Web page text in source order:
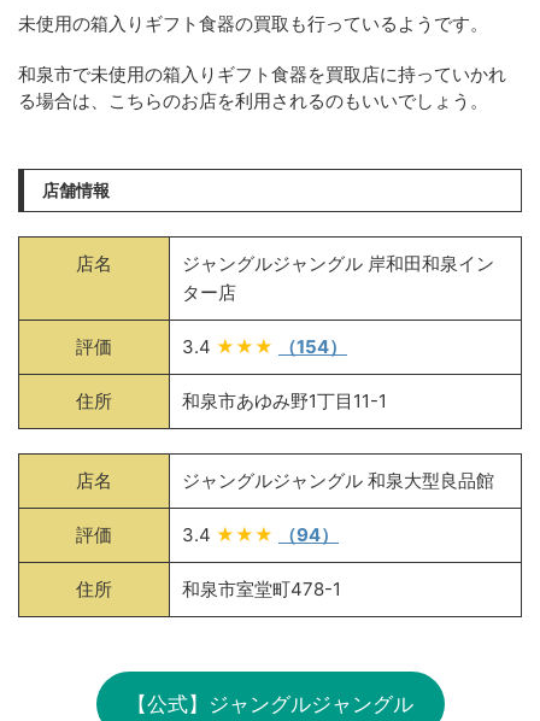
未使用の箱入りギフト食器の買取も行っているようです。
和泉市で未使用の箱入りギフト食器を買取店に持っていかれ
る場合は、こちらのお店を利用されるのもいいでしょう。
店舗情報
店名
ジャングルジャングル 岸和田和泉イン
ター店
評価 3.4 ★★★ （154）
住所 和泉市あゆみ野1丁目11-1
店名 ジャングルジャングル 和泉大型良品館
評価 3.4 ★★★ （94）
住所 和泉市室堂町478-1
【公式】ジャングルジャングル